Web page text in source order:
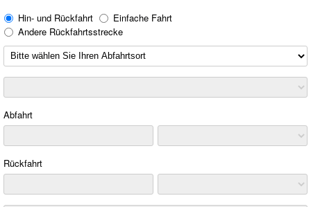
Hin- und Rückfahrt
Einfache Fahrt
Andere Rückfahrtsstrecke
Abfahrt
Rückfahrt